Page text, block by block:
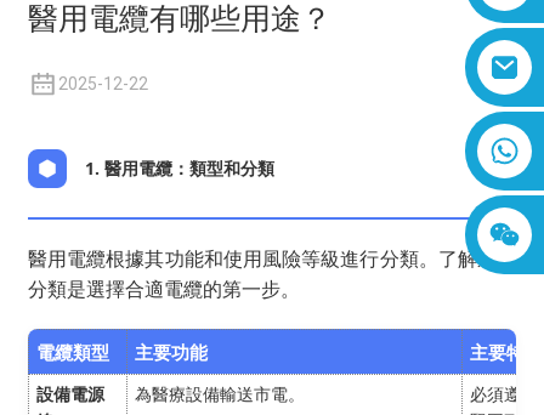
醫用電纜有哪些用途？
2025-12-22
1. 醫用電纜：類型和分類
醫用電纜根據其功能和使用風險等級進行分類。了解這些
分類是選擇合適電纜的第一步。
電纜類型 主要功能 主要特
設備電源
為醫療設備輸送市電。 必須遵守